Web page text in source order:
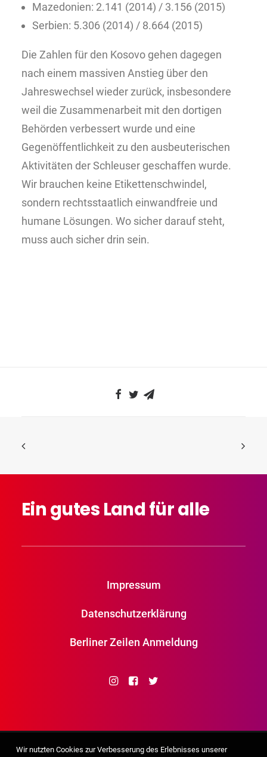
Mazedonien: 2.141 (2014) / 3.156 (2015)
Serbien: 5.306 (2014) / 8.664 (2015)
Die Zahlen für den Kosovo gehen dagegen
nach einem massiven Anstieg über den
Jahreswechsel wieder zurück, insbesondere
weil die Zusammenarbeit mit den dortigen
Behörden verbessert wurde und eine
Gegenöffentlichkeit zu den ausbeuterischen
Aktivitäten der Schleuser geschaffen wurde.
Wir brauchen keine Etikettenschwindel,
sondern rechtsstaatlich einwandfreie und
humane Lösungen. Wo sicher darauf steht,
muss auch sicher drin sein.
EingutesLandfüralle
Impressum
Datenschutzerklärung
Berliner Zeilen Anmeldung
Wir nutzten Cookies zur Verbesserung des Erlebnisses unserer